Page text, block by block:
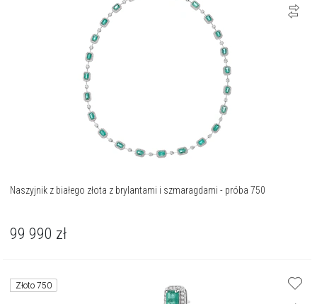
Naszyjnik z białego złota z brylantami i szmaragdami - próba 750
99 990 zł
Złoto 750